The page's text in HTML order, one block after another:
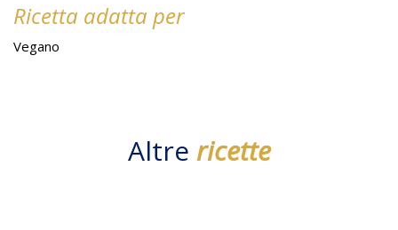
Ricetta adatta per
Vegano
Altre ricette